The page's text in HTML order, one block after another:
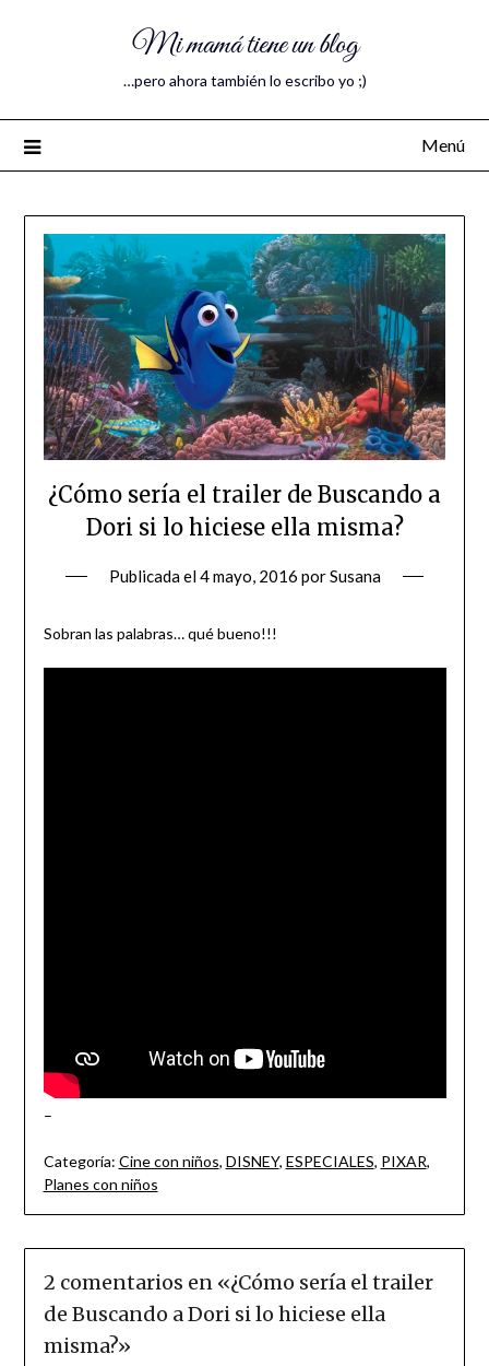
Mi mamá tiene un blog
…pero ahora también lo escribo yo ;)
Menú
¿Cómo sería el trailer de Buscando a
Dori si lo hiciese ella misma?
Publicada el4 mayo, 2016 porSusana
Sobran las palabras… qué bueno!!!
–
Categoría: Cine con niños, DISNEY, ESPECIALES, PIXAR,
Planes con niños
2 comentarios en «¿Cómo sería el trailer
de Buscando a Dori si lo hiciese ella
misma?»